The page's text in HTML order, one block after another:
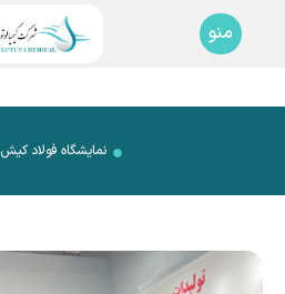
منو
نمایشگاه فولاد کیش 1402